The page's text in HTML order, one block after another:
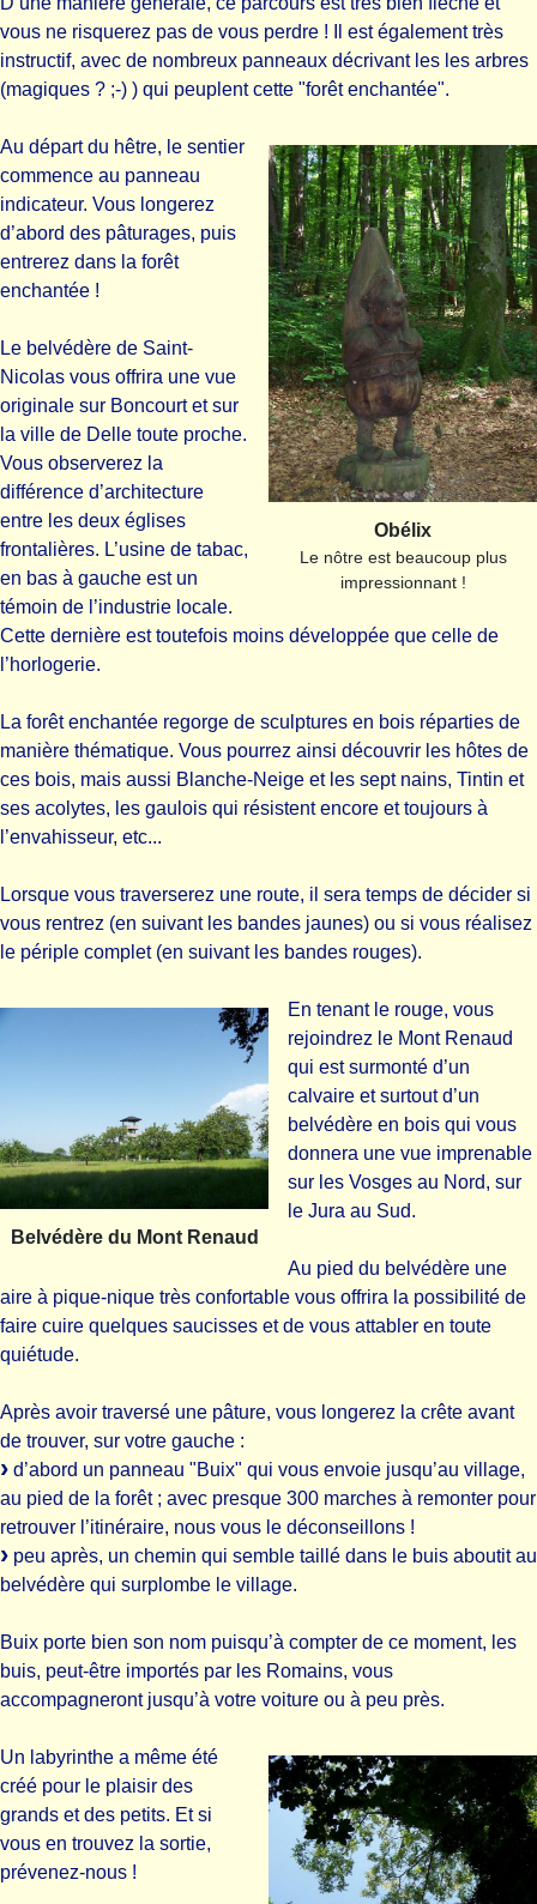
vous ne risquerez pas de vous perdre ! Il est également très
instructif, avec de nombreux panneaux décrivant les les arbres
(magiques ? ;-) ) qui peuplent cette "forêt enchantée".
Obélix
Le nôtre est beaucoup plus
impressionnant !
Au départ du hêtre, le sentier
commence au panneau
indicateur. Vous longerez
d’abord des pâturages, puis
entrerez dans la forêt
enchantée !
Le belvédère de Saint-
Nicolas vous offrira une vue
originale sur Boncourt et sur
la ville de Delle toute proche.
Vous observerez la
différence d’architecture
entre les deux églises
frontalières. L’usine de tabac,
en bas à gauche est un
témoin de l’industrie locale.
Cette dernière est toutefois moins développée que celle de
l’horlogerie.
La forêt enchantée regorge de sculptures en bois réparties de
manière thématique. Vous pourrez ainsi découvrir les hôtes de
ces bois, mais aussi Blanche-Neige et les sept nains, Tintin et
ses acolytes, les gaulois qui résistent encore et toujours à
l’envahisseur, etc...
Lorsque vous traverserez une route, il sera temps de décider si
vous rentrez (en suivant les bandes jaunes) ou si vous réalisez
le périple complet (en suivant les bandes rouges).
Belvédère du Mont Renaud
En tenant le rouge, vous
rejoindrez le Mont Renaud
qui est surmonté d’un
calvaire et surtout d’un
belvédère en bois qui vous
donnera une vue imprenable
sur les Vosges au Nord, sur
le Jura au Sud.
Au pied du belvédère une
aire à pique-nique très confortable vous offrira la possibilité de
faire cuire quelques saucisses et de vous attabler en toute
quiétude.
Après avoir traversé une pâture, vous longerez la crête avant
de trouver, sur votre gauche :
d’abord un panneau "Buix" qui vous envoie jusqu’au village,
au pied de la forêt ; avec presque 300 marches à remonter pour
retrouver l’itinéraire, nous vous le déconseillons !
peu après, un chemin qui semble taillé dans le buis aboutit au
belvédère qui surplombe le village.
Buix porte bien son nom puisqu’à compter de ce moment, les
buis, peut-être importés par les Romains, vous
accompagneront jusqu’à votre voiture ou à peu près.
Un labyrinthe a même été
créé pour le plaisir des
grands et des petits. Et si
vous en trouvez la sortie,
prévenez-nous !